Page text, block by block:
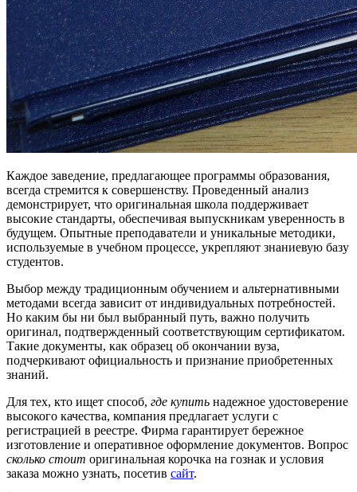
Каждое заведение, предлагающее программы образования,
всегда стремится к совершенству. Проведенный анализ
демонстрирует, что оригинальная школа поддерживает
высокие стандарты, обеспечивая выпускникам уверенность в
будущем. Опытные преподаватели и уникальные методики,
используемые в учебном процессе, укрепляют знаниевую базу
студентов.
Выбор между традиционным обучением и альтернативными
методами всегда зависит от индивидуальных потребностей.
Но каким бы ни был выбранный путь, важно получить
оригинал, подтвержденный соответствующим сертификатом.
Такие документы, как образец об окончании вуза,
подчеркивают официальность и признание приобретенных
знаний.
Для тех, кто ищет способ, где купить надежное удостоверение
высокого качества, компания предлагает услуги с
регистрацией в реестре. Фирма гарантирует бережное
изготовление и оперативное оформление документов. Вопрос
сколько стоит оригинальная корочка на гознак и условия
заказа можно узнать, посетив сайт.